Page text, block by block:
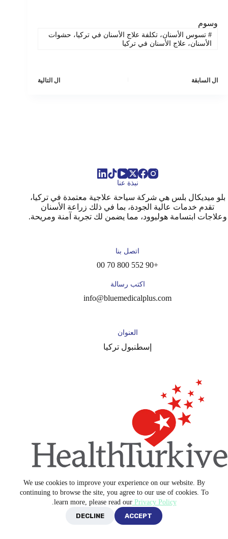
We use cookies to improve your experience on our website. By
continuing to browse the site, you agree to our use of cookies. To
learn more, please read ourPrivacy Policy
.
ACCEPT
DECLINE
وسوم
#تسوس الأسنان، تكلفة علاج الأسنان في تركيا، حشوات
الأسنان، علاج الأسنان في تركيا
ال السابقة ال التالية
نبذة عنا
بلو ميديكال بلس هي شركة سياحة علاجية معتمدة في تركيا،
تقدم خدمات عالية الجودة، بما في ذلك زراعة الأسنان
وعلاجات ابتسامة هوليوود، مما يضمن لك تجربة آمنة ومريحة.
اتصل بنا
+90 552 800 70 00
اكتب رسالة
info@bluemedicalplus.com
العنوان
إسطنبول تركيا
Copyright © 2026 -Blue Medical Plus
سياسة الخصوصية الشروط والأحكام